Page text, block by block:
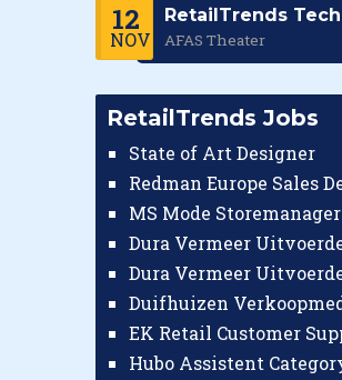
12
NOV
RetailTrends Tech
AFAS Theater
RetailTrends Jobs
State of Art Designer
MS Mode Storemanager